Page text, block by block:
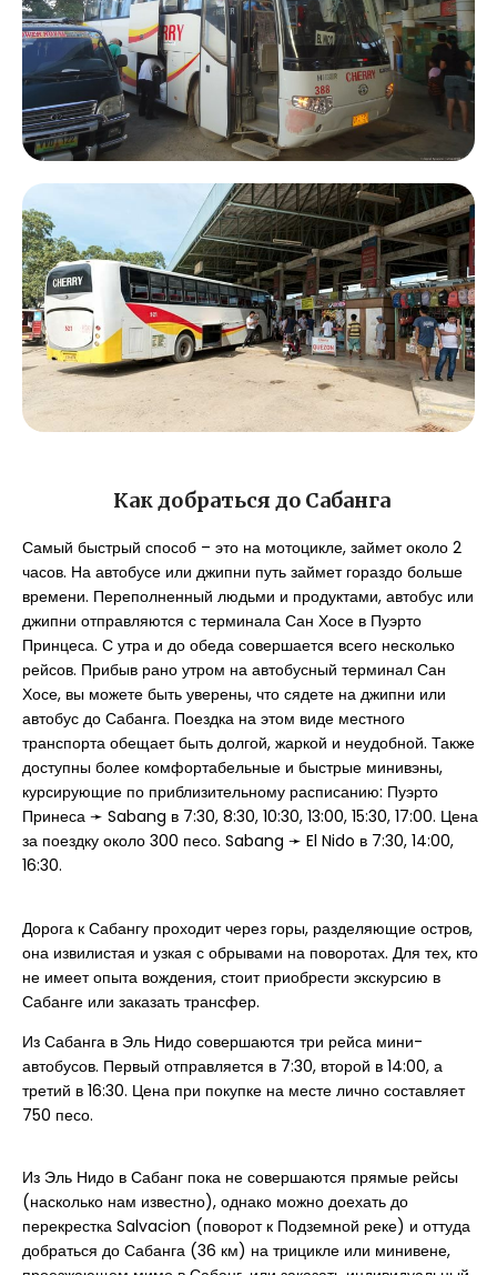
Как добраться до Сабанга
Самый быстрый способ – это на мотоцикле, займет около 2
часов. На автобусе или джипни путь займет гораздо больше
времени. Переполненный людьми и продуктами, автобус или
джипни отправляются с терминала Сан Хосе в Пуэрто
Принцеса. С утра и до обеда совершается всего несколько
рейсов. Прибыв рано утром на автобусный терминал Сан
Хосе, вы можете быть уверены, что сядете на джипни или
автобус до Сабанга. Поездка на этом виде местного
транспорта обещает быть долгой, жаркой и неудобной. Также
доступны более комфортабельные и быстрые минивэны,
курсирующие по приблизительному расписанию: Пуэрто
Принеса ➛ Sabang в 7:30, 8:30, 10:30, 13:00, 15:30, 17:00. Цена
за поездку около 300 песо. Sabang ➛ El Nido в 7:30, 14:00,
16:30.
Дорога к Сабангу проходит через горы, разделяющие остров,
она извилистая и узкая с обрывами на поворотах. Для тех, кто
не имеет опыта вождения, стоит приобрести экскурсию в
Сабанге или заказать трансфер.
Из Сабанга в Эль Нидо совершаются три рейса мини-
автобусов. Первый отправляется в 7:30, второй в 14:00, а
третий в 16:30. Цена при покупке на месте лично составляет
750 песо.
Из Эль Нидо в Сабанг пока не совершаются прямые рейсы
(насколько нам известно), однако можно доехать до
перекрестка Salvacion (поворот к Подземной реке) и оттуда
добраться до Сабанга (36 км) на трицикле или минивене,